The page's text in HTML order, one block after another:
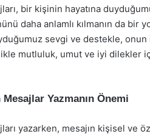
bir kişinin hayatına
daha anlamlı kılmanın da
sevgi ve destekle,
mutluluk, umut ve iyi dilekler
Yazmanın Önemi
yazarken, mesajın kişisel ve